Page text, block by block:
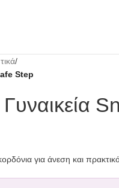
/
Step
για άνεση και